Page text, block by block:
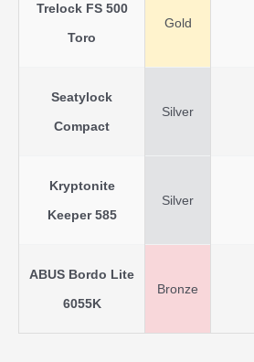
Trelock FS 500
Toro
Gold
Seatylock
Compact
Silver
Kryptonite
Keeper 585
Silver
ABUS Bordo Lite
6055K
Bronze